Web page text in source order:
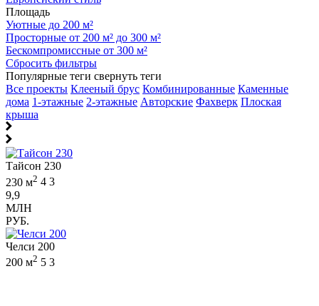
Площадь
Уютные до 200 м²
Просторные от 200 м² до 300 м²
Бескомпромиссные от 300 м²
Сбросить фильтры
Популярные теги свернуть теги
Все проекты Клееный брус Комбинированные Каменные
дома 1-этажные 2-этажные Авторские Фахверк Плоская
крыша
Тайсон 230
230 м2 4 3
9,9
МЛН
РУБ.
Челси 200
200 м2 5 3